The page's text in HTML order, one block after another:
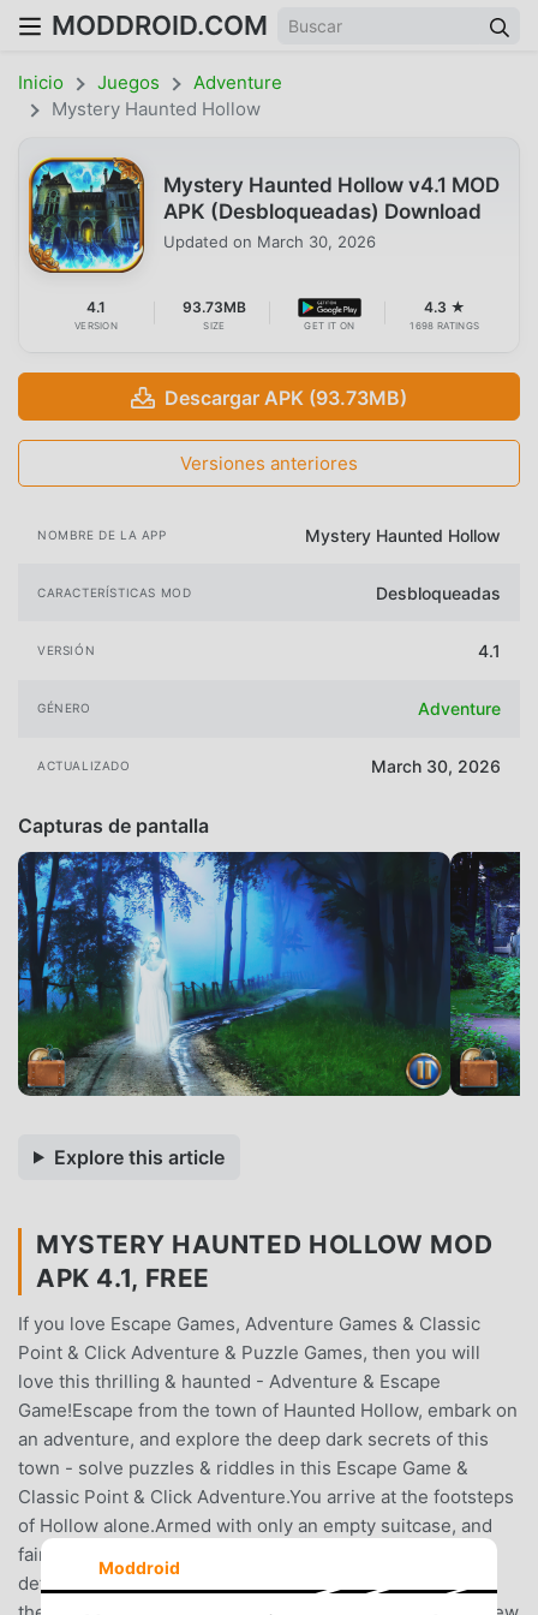
MODDROID.COM
Inicio Juegos
Adventure
Mystery Haunted Hollow
Mystery Haunted Hollow v4.1 MOD
APK (Desbloqueadas) Download
Updated on March 30, 2026
4.1
VERSION
93.73MB
SIZE GET IT ON
4.3 ★
1698 RATINGS
Descargar APK (93.73MB)
Versiones anteriores
NOMBRE DE LA APP Mystery Haunted Hollow
CARACTERÍSTICAS MOD Desbloqueadas
VERSIÓN 4.1
GÉNERO Adventure
ACTUALIZADO March 30, 2026
Capturas de pantalla
Explore this article
MYSTERY HAUNTED HOLLOW MOD
APK 4.1, FREE
If you love Escape Games, Adventure Games & Classic
Point & Click Adventure & Puzzle Games, then you will
love this thrilling & haunted - Adventure & Escape
Game!Escape from the town of Haunted Hollow, embark on
an adventure, and explore the deep dark secrets of this
town - solve puzzles & riddles in this Escape Game &
Classic Point & Click Adventure.You arrive at the footsteps
of Hollow alone.Armed with only an empty suitcase, and
faint memories… you are determined to discover the
details of the life you once lived here.At the footsteps of
Moddroid